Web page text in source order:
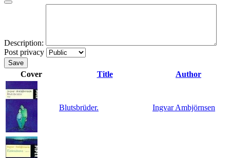
Description:
Post privacy
Save
Cover Title Author
Blutsbrüder. Ingvar Ambjörnsen